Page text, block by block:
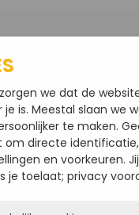
we dat de
je is. Meestal slaan we
te maken.
om directe
en voorkeuren.
je toelaat; privacy